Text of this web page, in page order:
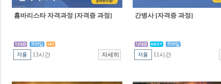
홈바리스타 자격과정 [자격증 과정]
13시간
간병사 [자격증 과정]
11시간